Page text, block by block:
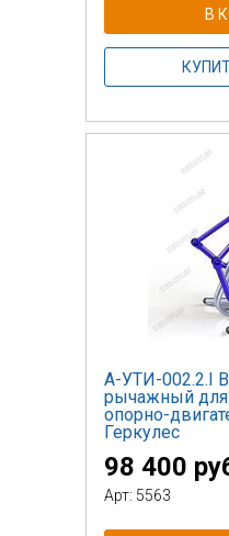
В
А-УТИ-002.2.I
рычажный для
опорно-
Геркулес
98 400
Арт: 5563